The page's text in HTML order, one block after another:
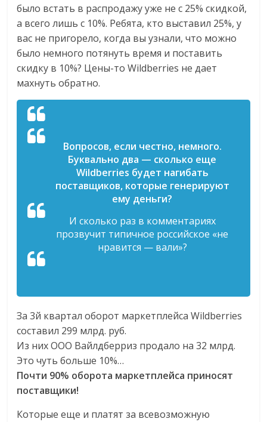
было встать в распродажу уже не с 25% скидкой,
а всего лишь с 10%. Ребята, кто выставил 25%, у
вас не пригорело, когда вы узнали, что можно
было немного потянуть время и поставить
скидку в 10%? Цены-то Wildberries не дает
махнуть обратно.
Вопросов, если честно, немного.
Буквально два — сколько еще
Wildberries будет нагибать
поставщиков, которые генерируют
ему деньги?
И сколько раз в комментариях
прозвучит типичное российское «не
нравится — вали»?
За 3й квартал оборот маркетплейса Wildberries
составил 299 млрд. руб.
Из них ООО Вайлдберриз продало на 32 млрд.
Это чуть больше 10%…
Почти 90% оборота маркетплейса приносят
поставщики!
Которые еще и платят за всевозможную